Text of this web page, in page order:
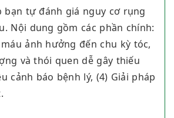
bạn tự đánh giá nguy cơ rụng
Nội dung gồm các phần chính:
ảnh hưởng đến chu kỳ tóc,
và thói quen dễ gây thiếu
cảnh báo bệnh lý, (4) Giải pháp